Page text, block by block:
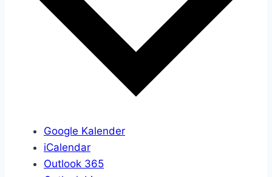
Google Kalender
iCalendar
Outlook 365